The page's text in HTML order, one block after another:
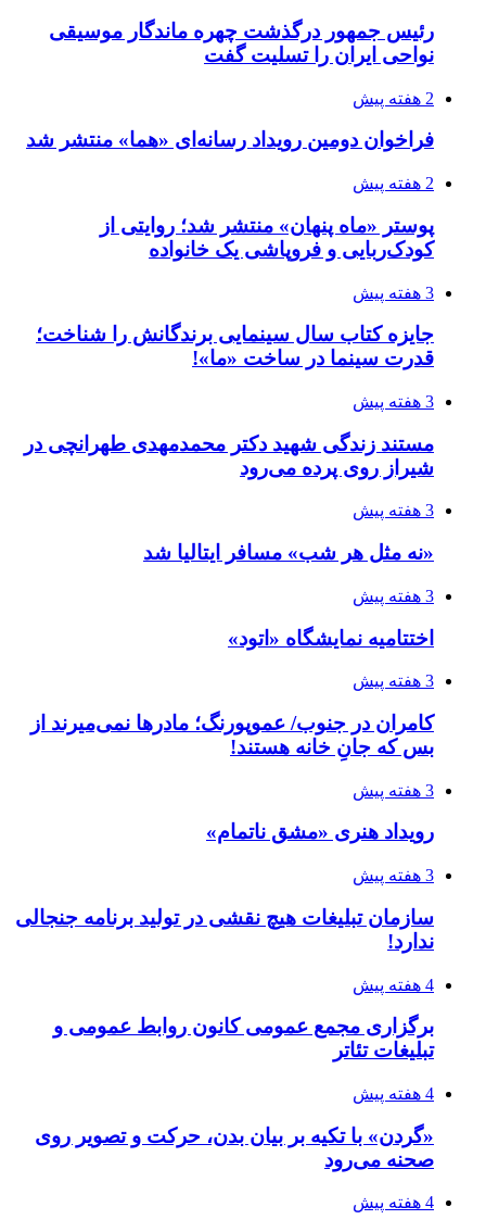
رئیس جمهور درگذشت چهره ماندگار موسیقی
نواحی ایران را تسلیت گفت
2 هفته پیش
فراخوان دومین رویداد رسانه‌ای «هما» منتشر شد
2 هفته پیش
پوستر «ماه پنهان» منتشر شد؛ روایتی از
کودک‌ربایی و فروپاشی یک خانواده
3 هفته پیش
جایزه کتاب سال سینمایی برندگانش را شناخت؛
قدرت سینما در ساخت «ما»!
3 هفته پیش
مستند زندگی شهید دکتر محمدمهدی طهرانچی در
شیراز روی پرده می‌رود
3 هفته پیش
«نه مثل هر شب» مسافر ایتالیا شد
3 هفته پیش
اختتامیه نمایشگاه «اتود»
3 هفته پیش
کامران در جنوب/ عموپورنگ؛ مادرها نمی‌میرند از
بس که جانِ خانه هستند!
3 هفته پیش
رویداد هنری «مشق ناتمام»
3 هفته پیش
سازمان تبلیغات هیچ نقشی در تولید برنامه جنجالی
ندارد!
4 هفته پیش
برگزاری مجمع عمومی کانون روابط عمومی و
تبلیغات تئاتر
4 هفته پیش
«گردن» با تکیه بر بیان بدن، حرکت و تصویر روی
صحنه می‌رود
4 هفته پیش